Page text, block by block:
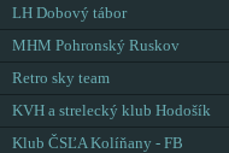
LH Dobový tábor
MHM Pohronský Ruskov
Retro sky team
KVH a strelecký klub Hodošík
Klub ČSĽA Kolíňany - FB